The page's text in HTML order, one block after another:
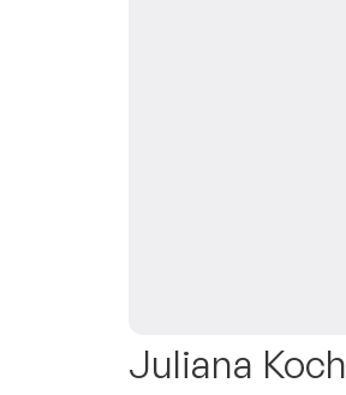
Juliana Koch